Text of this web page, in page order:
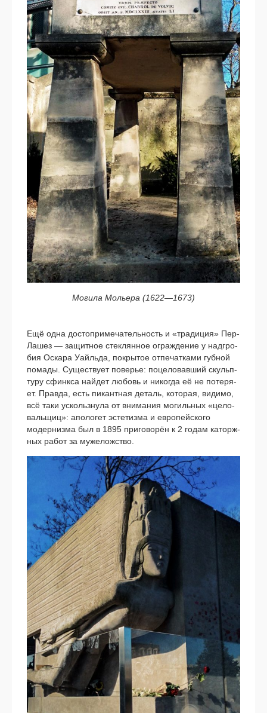
Могила Мольера (1622—1673)
Ещё одна досто­при­ме­ча­тель­ность и «тра­ди­ция» Пер-
Лашез — защит­ное стек­лян­ное ограж­де­ние у над­гро­
бия Оскара Уайльда, покры­тое отпе­чат­ка­ми губ­ной
пома­ды. Существует пове­рье: поце­ло­вав­ший скульп­
ту­ру сфинк­са най­дет любовь и нико­гда её не поте­ря­
ет. Правда, есть пикант­ная деталь, кото­рая, види­мо,
всё таки ускольз­ну­ла от вни­ма­ния могиль­ных «цело­
валь­щиц»: апо­ло­гет эсте­тиз­ма и евро­пей­ско­го
модер­низ­ма был в 1895 при­го­во­рён к 2 годам каторж­
ных работ за муже­лож­ство.